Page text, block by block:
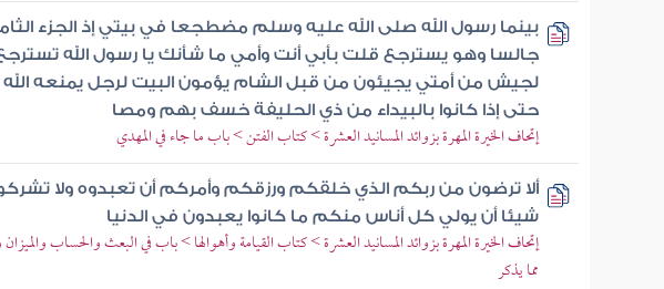
بينما رسول الله صلى الله عليه وسلم مضطجعا في بيتي إذ الجزء
جالسا وهو يسترجع قلت بأبي أنت وأمي ما شأنك يا رسول الله
لجيش من أمتي يجيئون من قبل الشام يؤمون البيت لرجل يمنعه
حتى إذا كانوا بالبيداء من ذي الحليفة خسف بهم ومصا
إتحاف الخيرة المهرة بزوائد المسانيد العشرة > كتاب الفتن > باب ما جاء في المهدي
ألا ترضون من ربكم الذي خلقكم ورزقكم وأمركم أن تعبدوه ولا
شيئا أن يولي كل أناس منكم ما كانوا يعبدون في الدنيا
إتحاف الخيرة المهرة بزوائد المسانيد العشرة > كتاب القيامة وأهوالها > باب في البعث والحساب
مما يذكر